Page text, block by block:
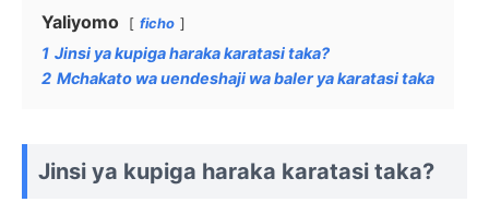
Yaliyomo ficho
1 Jinsi ya kupiga haraka karatasi taka?
2 Mchakato wa uendeshaji wa baler ya karatasi taka
Jinsi ya kupiga haraka karatasi taka?